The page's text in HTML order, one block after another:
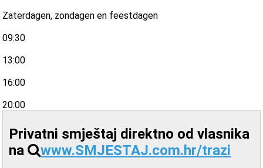
Zaterdagen, zondagen en feestdagen
09:30
13:00
16:00
20:00
Privatni smještaj direktno od vlasnika
na
www.SMJESTAJ.com.hr/trazi